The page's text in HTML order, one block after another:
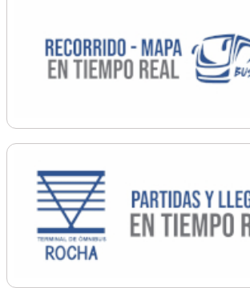
Ordenamiento
Promoción Social
Salud
Secretaría General